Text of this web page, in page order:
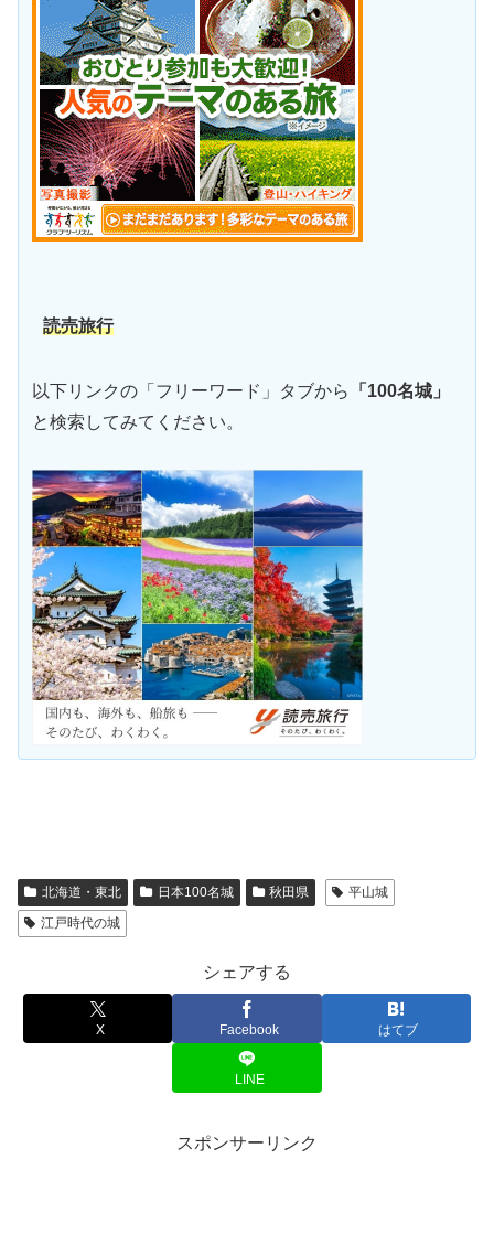
読売旅行
以下リンクの「フリーワード」タブから
「100名城」
と検索してみてください。
北海道・東北 日本100名城 秋田県
平山城
江戸時代の城
シェアする
X Facebook はてブ
LINE
スポンサーリンク